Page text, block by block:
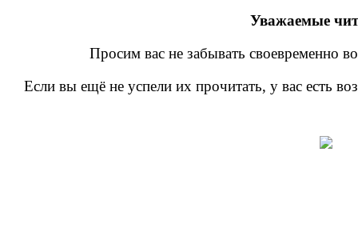
Уважаемые
Просим вас не забывать своевременно
Если вы ещё не успели их прочитать, у вас есть